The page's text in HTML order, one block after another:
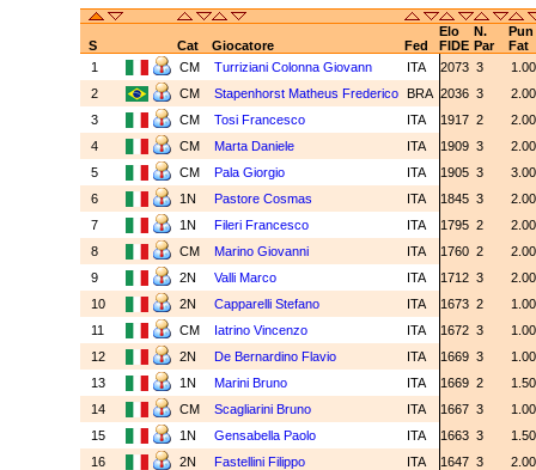
Elo N.
Pun
S
Cat Giocatore Fed FIDE Par
Fat
1
CM Turriziani Colonna Giovann ITA 2073 3
2
CM Stapenhorst Matheus Frederico BRA 2036 3
3
CM Tosi Francesco ITA 1917 2
4
CM Marta Daniele ITA 1909 3
5
CM Pala Giorgio ITA 1905 3
6
1N Pastore Cosmas ITA 1845 3
7
1N Fileri Francesco ITA 1795 2
8
CM Marino Giovanni ITA 1760 2
9
2N Valli Marco ITA 1712 3
10
2N Capparelli Stefano ITA 1673 2
11
CM Iatrino Vincenzo ITA 1672 3
12
2N De Bernardino Flavio ITA 1669 3
13
1N Marini Bruno ITA 1669 2
14
CM Scagliarini Bruno ITA 1667 3
15
1N Gensabella Paolo ITA 1663 3
16
2N Fastellini Filippo ITA 1647 3